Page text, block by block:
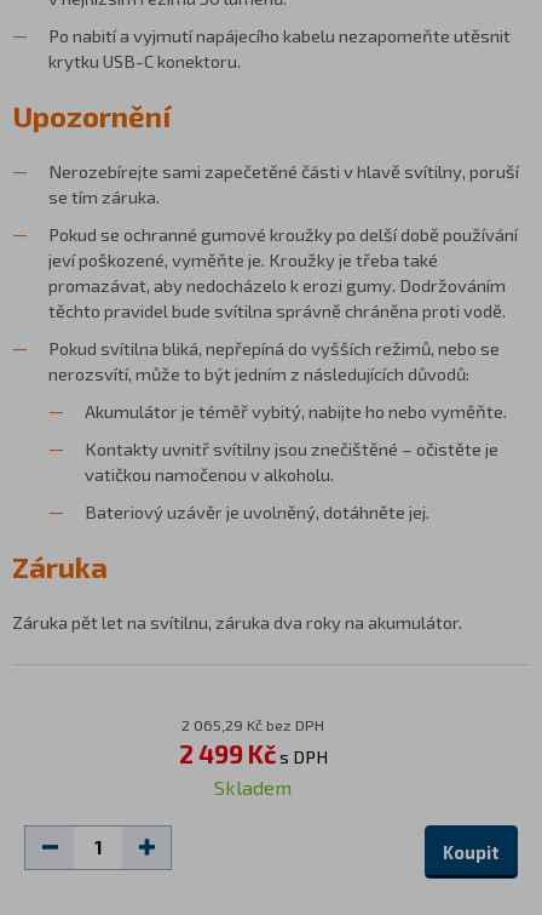
Po nabití a vyjmutí napájecího kabelu nezapomeňte utěsnit
krytku USB-C konektoru.
Upozornění
Nerozebírejte sami zapečetěné části v hlavě svítilny, poruší
se tím záruka.
Pokud se ochranné gumové kroužky po delší době používání
jeví poškozené, vyměňte je. Kroužky je třeba také
promazávat, aby nedocházelo k erozi gumy. Dodržováním
těchto pravidel bude svítilna správně chráněna proti vodě.
Pokud svítilna bliká, nepřepíná do vyšších režimů, nebo se
nerozsvítí, může to být jedním z následujících důvodů:
Akumulátor je téměř vybitý, nabijte ho nebo vyměňte.
Kontakty uvnitř svítilny jsou znečištěné – očistěte je
vatičkou namočenou v alkoholu.
Bateriový uzávěr je uvolněný, dotáhněte jej.
Záruka
Záruka pět let na svítilnu, záruka dva roky na akumulátor.
2 065,29 Kč bez DPH
2 499 Kčs DPH
Skladem
Koupit